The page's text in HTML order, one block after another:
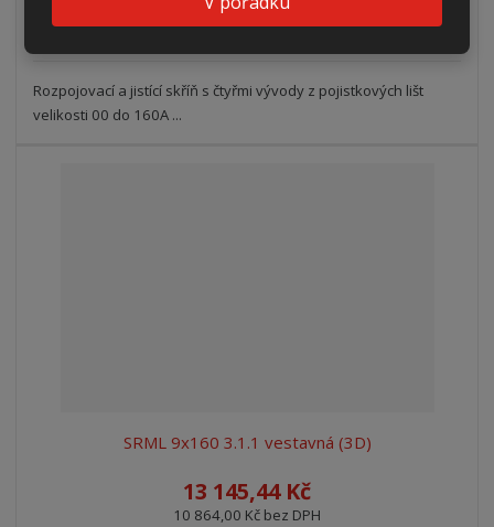
Rozpojovací a jistící skříň s čtyřmi vývody z pojistkových lišt
velikosti 00 do 160A ...
SRML 9x160 3.1.1 vestavná (3D)
13 145,44 Kč
10 864,00 Kč bez DPH